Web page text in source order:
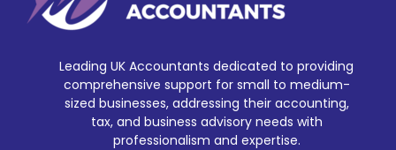
Leading UK Accountants dedicated to providing
comprehensive support for small to medium-
sized businesses, addressing their accounting,
tax, and business advisory needs with
professionalism and expertise.